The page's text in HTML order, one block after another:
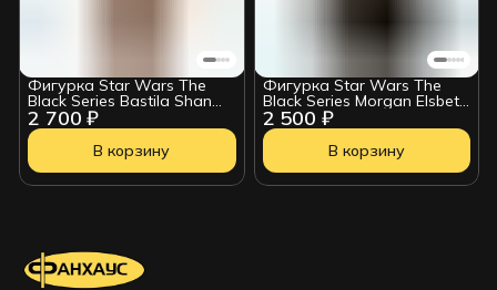
2 700 ₽
Фигурка Star Wars The
Black Series Bastila Shan
HSB246
В корзину
2 500 ₽
Фигурка Star Wars The
Black Series Morgan Elsbeth
HSB244
В корзину